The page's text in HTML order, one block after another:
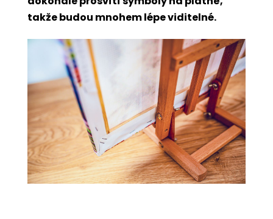
takže budou mnohem lépe viditelné.